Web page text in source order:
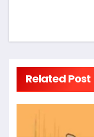
Related Post